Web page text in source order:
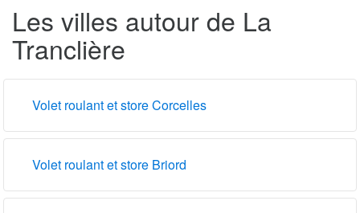
Les villes autour de La
Tranclière
Volet roulant et store Corcelles
Volet roulant et store Briord